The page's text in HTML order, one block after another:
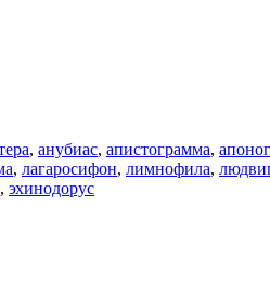
, анубиас, апистограмма,
, лагаросифон, лимнофила,
, эхинодорус